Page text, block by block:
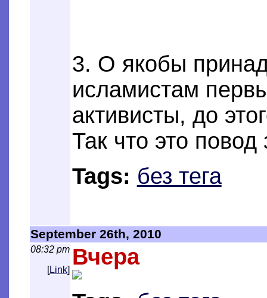
3. О якобы
исламистам
активисты, до
Так что это повод
Tags: без тега
September 26th, 2010
08:32 pm
[Link]
Вчера